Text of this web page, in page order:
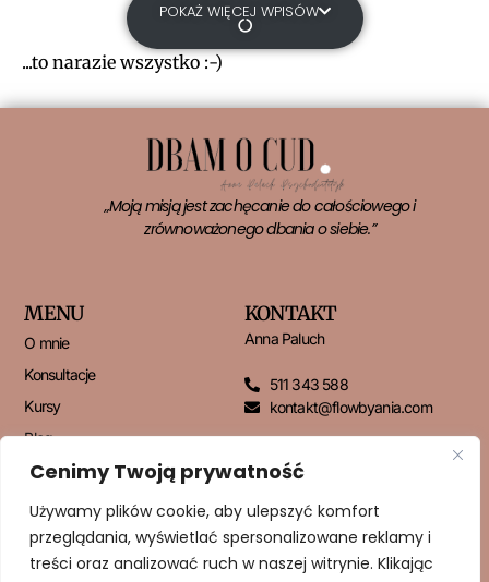
Cenimy Twoją prywatność
Używamy plików cookie, aby ulepszyć komfort
przeglądania, wyświetlać spersonalizowane reklamy i
treści oraz analizować ruch w naszej witrynie. Klikając
POKAŻ WIĘCEJ WPISÓW
...to narazie wszystko :-)
„Moją misją jest zachęcanie do całościowego i
zrównoważonego dbania o siebie.”
MENU
O mnie
Konsultacje
Kursy
Blog
Kontakt
KONTAKT
Anna Paluch
511 343 588
kontakt@flowbyania.com
NEWSLETTER